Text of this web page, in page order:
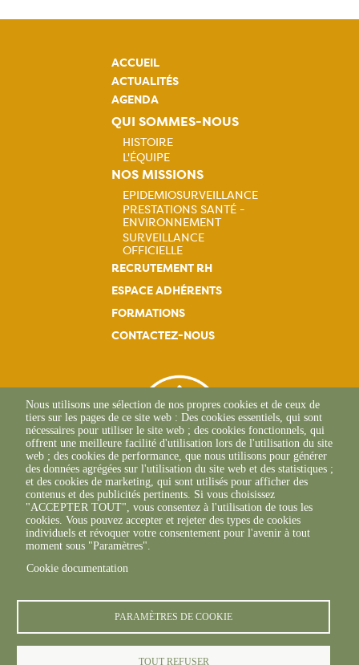
Nous utilisons une sélection de nos propres cookies et de ceux de
tiers sur les pages de ce site web : Des cookies essentiels, qui sont
nécessaires pour utiliser le site web ; des cookies fonctionnels, qui
offrent une meilleure facilité d'utilisation lors de l'utilisation du site
web ; des cookies de performance, que nous utilisons pour générer
des données agrégées sur l'utilisation du site web et des statistiques ;
et des cookies de marketing, qui sont utilisés pour afficher des
contenus et des publicités pertinents. Si vous choisissez
"ACCEPTER TOUT", vous consentez à l'utilisation de tous les
cookies. Vous pouvez accepter et rejeter des types de cookies
individuels et révoquer votre consentement pour l'avenir à tout
moment sous "Paramètres".
Cookie documentation
PARAMÈTRES DE COOKIE
TOUT REFUSER
ACCUEIL
ACTUALITÉS
AGENDA
QUI SOMMES-NOUS
Navigation
principale
HISTOIRE
L'ÉQUIPE
NOS MISSIONS
Navigation
principale
EPIDEMIOSURVEILLANCE
PRESTATIONS SANTÉ -
ENVIRONNEMENT
SURVEILLANCE
OFFICIELLE
RECRUTEMENT RH
ESPACE ADHÉRENTS
FORMATIONS
CONTACTEZ-NOUS
L'Osteria
20117 CAURO
+33 04 95 26 68 81